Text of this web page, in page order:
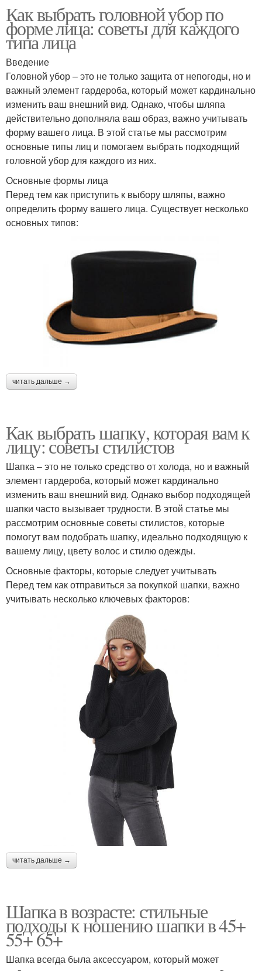
Как выбрать головной убор по
форме лица: советы для каждого
типа лица
Введение
Головной убор – это не только защита от непогоды, но и
важный элемент гардероба, который может кардинально
изменить ваш внешний вид. Однако, чтобы шляпа
действительно дополняла ваш образ, важно учитывать
форму вашего лица. В этой статье мы рассмотрим
основные типы лиц и помогаем выбрать подходящий
головной убор для каждого из них.
Основные формы лица
Перед тем как приступить к выбору шляпы, важно
определить форму вашего лица. Существует несколько
основных типов:
читать дальше →
Как выбрать шапку, которая вам к
лицу: советы стилистов
Шапка – это не только средство от холода, но и важный
элемент гардероба, который может кардинально
изменить ваш внешний вид. Однако выбор подходящей
шапки часто вызывает трудности. В этой статье мы
рассмотрим основные советы стилистов, которые
помогут вам подобрать шапку, идеально подходящую к
вашему лицу, цвету волос и стилю одежды.
Основные факторы, которые следует учитывать
Перед тем как отправиться за покупкой шапки, важно
учитывать несколько ключевых факторов:
читать дальше →
Шапка в возрасте: стильные
подходы к ношению шапки в 45+
55+ 65+
Шапка всегда была аксессуаром, который может